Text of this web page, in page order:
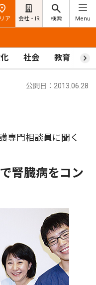
ア 会社・IR 検索 Menu
社会 教育 ス
公開日：2013.06.28
専門相談員に聞く
腎臓病をコン